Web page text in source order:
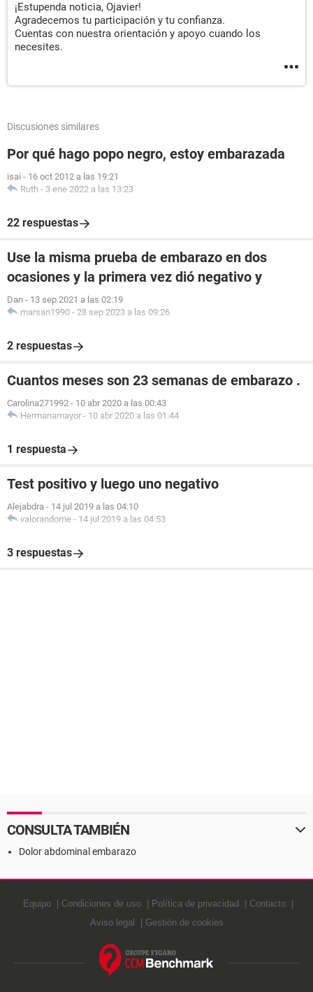
¡Estupenda noticia, Ojavier!
Agradecemos tu participación y tu confianza.
Cuentas con nuestra orientación y apoyo cuando los
necesites.
Discusiones similares
Por qué hago popo negro, estoy embarazada
isai - 16 oct 2012 a las 19:21
Ruth - 3 ene 2022 a las 13:23
22 respuestas
Use la misma prueba de embarazo en dos
ocasiones y la primera vez dió negativo y
Dan - 13 sep 2021 a las 02:19
marsan1990 - 28 sep 2023 a las 09:26
2 respuestas
Cuantos meses son 23 semanas de embarazo .
Carolina271992 - 10 abr 2020 a las 00:43
Hermanamayor - 10 abr 2020 a las 01:44
1 respuesta
Test positivo y luego uno negativo
Alejabdra - 14 jul 2019 a las 04:10
valorandome - 14 jul 2019 a las 04:53
3 respuestas
CONSULTA TAMBIÉN
Dolor abdominal embarazo
Equipo Condiciones de uso Política de privacidad
Contacto
Aviso legal
Gestión de cookies